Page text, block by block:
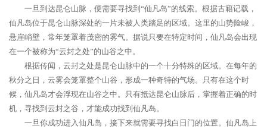
一旦到达昆仑山脉，便需要寻找到“仙凡岛”的线索。根据古籍记载，
仙凡岛位于昆仑山脉深处的一片未被人类踏足的区域。这里的山势险峻，
悬崖峭壁，常年笼罩着茂密的雾气。据说只要在特定时间，仙凡岛会出现
在一个被称为“云封之处”的山谷之中。
根据传闻，云封之处是昆仑山脉中的一个十分特殊的区域。在每年的
秋分之日，云雾会笼罩整个山谷，形成一种奇特的气场。只有在这个时
候，仙凡岛才会浮现在山谷之中。只有抵达昆仑山脉后，掌握着正确的时
机，寻找到云封之谷，才能成功找到仙凡岛。
一旦你成功进入仙凡岛，接下来就需要寻找白日门的位置。仙凡岛上